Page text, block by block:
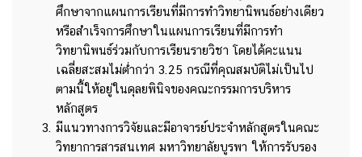
ศึกษาจากแผนการเรียนที่มีการทำวิทยานิพนธ์อย่างเดียว
หรือสำเร็จการศึกษาในแผนการเรียนที่มีการทำ
วิทยานิพนธ์ร่วมกับการเรียนรายวิชา โดยได้คะแนน
เฉลี่ยสะสมไม่ต่ำกว่า 3.25 กรณีที่คุณสมบัติไม่เป็นไป
ตามนี้ให้อยู่ในดุลยพินิจของคณะกรรมการบริหาร
หลักสูตร
มีแนวทางการวิจัยและมีอาจารย์ประจำหลักสูตรในคณะ
วิทยาการสารสนเทศ มหาวิทยาลัยบูรพา ให้การรับรอง